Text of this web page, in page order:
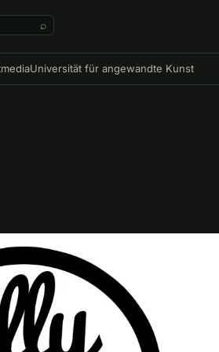
⌕
Universität für angewandte Kunst